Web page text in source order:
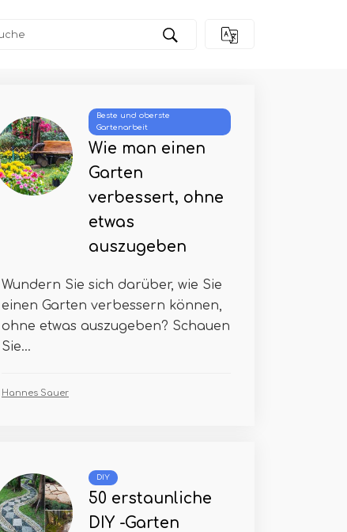
Beste und oberste
Gartenarbeit
Wie man einen
Garten
verbessert, ohne
etwas
auszugeben
Wundern Sie sich darüber, wie Sie
einen Garten verbessern können,
ohne etwas auszugeben? Schauen
Sie...
Hannes Sauer
DIY
50 erstaunliche
DIY -Garten